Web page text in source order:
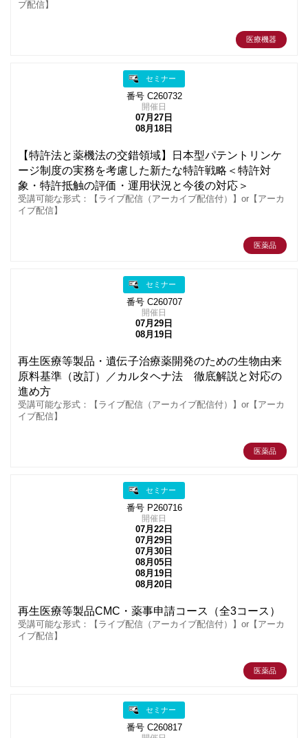
ブ配信】
医療機器
セミナー
番号 C260732
開催日
07月27日
08月18日
【特許法と薬機法の交錯領域】日本型パテントリンケ
ージ制度の実務を考慮した新たな特許戦略＜特許対
象・特許抵触の評価・運用状況と今後の対応＞
受講可能な形式：【ライブ配信（アーカイブ配信付）】or【アーカ
イブ配信】
医薬品
セミナー
番号 C260707
開催日
07月29日
08月19日
再生医療等製品・遺伝子治療薬開発のための生物由来
原料基準（改訂）／カルタヘナ法 徹底解説と対応の
進め方
受講可能な形式：【ライブ配信（アーカイブ配信付）】or【アーカ
イブ配信】
医薬品
セミナー
番号 P260716
開催日
07月22日
07月29日
07月30日
08月05日
08月19日
08月20日
再生医療等製品CMC・薬事申請コース（全3コース）
受講可能な形式：【ライブ配信（アーカイブ配信付）】or【アーカ
イブ配信】
医薬品
セミナー
番号 C260817